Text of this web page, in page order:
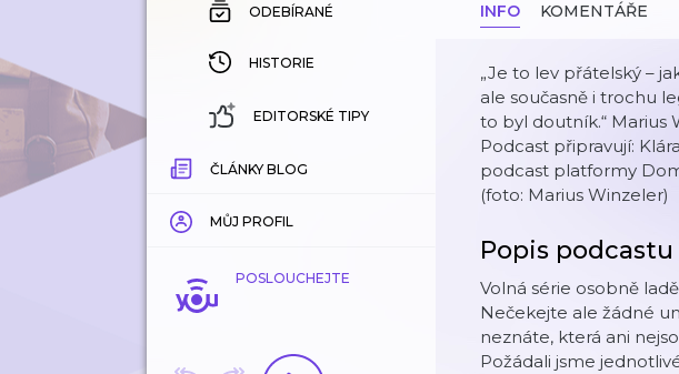
ODEBÍRANÉ
HISTORIE
EDITORSKÉ TIPY
ČLÁNKY BLOG
MŮJ PROFIL
POSLOUCHEJTE
INFO KOMENTÁŘE
„Je to lev přátelský –
ale současně i trochu
to byl doutník.“ Marius
Podcast připravují:
podcast platformy
(foto: Marius Winzeler)
Popis podcastu
Volná série osobně
Nečekejte ale žádné
neznáte, která ani
Požádali jsme